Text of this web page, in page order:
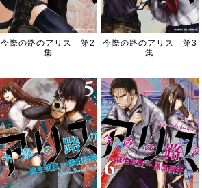
今際の路のアリス 第2
集
今際の路のアリス 第3
集